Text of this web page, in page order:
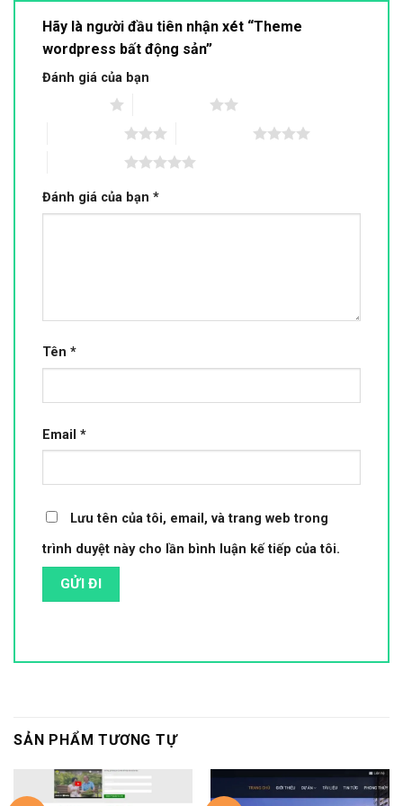
Hãy là người đầu tiên nhận xét “Theme
wordpress bất động sản”
Đánh giá của bạn
Đánh giá của bạn *
Tên *
Email *
Lưu tên của tôi, email, và trang web trong
trình duyệt này cho lần bình luận kế tiếp của tôi.
SẢN PHẨM TƯƠNG TỰ